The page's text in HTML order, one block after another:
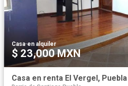
Casa·en alquiler
$ 23,000 MXN